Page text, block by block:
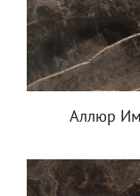
Аллюр